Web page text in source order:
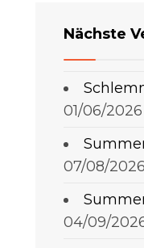
Nächste
01/06/
07/08/
04/09/